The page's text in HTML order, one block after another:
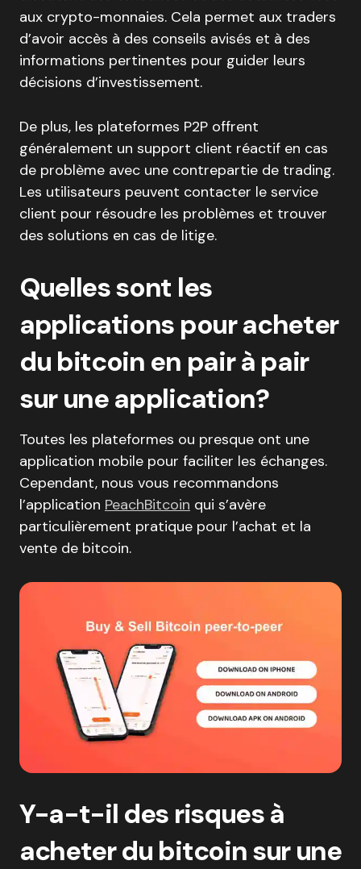
aux crypto-monnaies. Cela permet aux traders
d’avoir accès à des conseils avisés et à des
informations pertinentes pour guider leurs
décisions d’investissement.
De plus, les plateformes P2P offrent
généralement un support client réactif en cas
de problème avec une contrepartie de trading.
Les utilisateurs peuvent contacter le service
client pour résoudre les problèmes et trouver
des solutions en cas de litige.
Quelles sont les
applications pour acheter
du bitcoin en pair à pair
sur une application?
Toutes les plateformes ou presque ont une
application mobile pour faciliter les échanges.
Cependant, nous vous recommandons
l’application PeachBitcoin qui s’avère
particulièrement pratique pour l’achat et la
vente de bitcoin.
Y-a-t-il des risques à
acheter du bitcoin sur une